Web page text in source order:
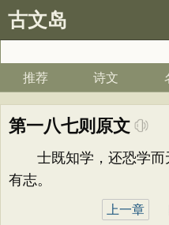
古文岛
推荐 诗文
第一八七则原文
士既知学，还恐学而
有志。
上一章